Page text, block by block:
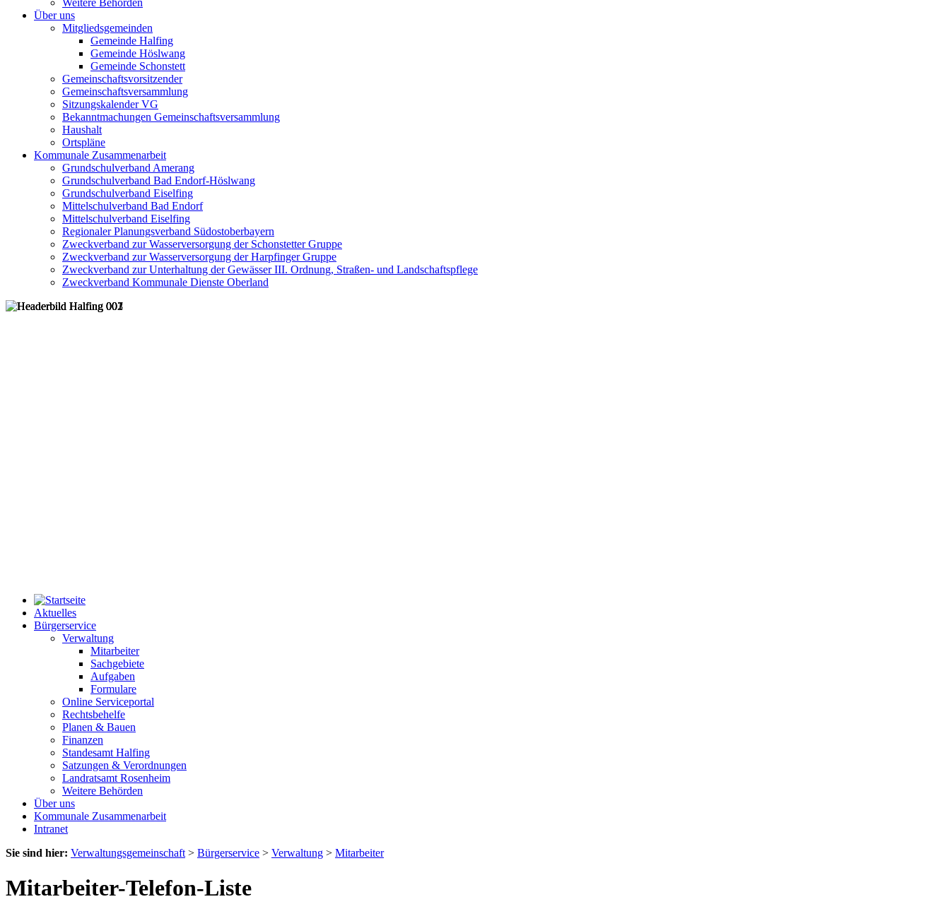
Weitere Behörden
Über uns
Mitgliedsgemeinden
Gemeinde Halfing
Gemeinde Höslwang
Gemeinde Schonstett
Gemeinschaftsvorsitzender
Gemeinschaftsversammlung
Sitzungskalender VG
Bekanntmachungen Gemeinschaftsversammlung
Haushalt
Ortspläne
Kommunale Zusammenarbeit
Grundschulverband Amerang
Grundschulverband Bad Endorf-Höslwang
Grundschulverband Eiselfing
Mittelschulverband Bad Endorf
Mittelschulverband Eiselfing
Regionaler Planungsverband Südostoberbayern
Zweckverband zur Wasserversorgung der Schonstetter Gruppe
Zweckverband zur Wasserversorgung der Harpfinger Gruppe
Zweckverband zur Unterhaltung der Gewässer III. Ordnung, Straßen- und Landschaftspflege
Zweckverband Kommunale Dienste Oberland
Aktuelles
Bürgerservice
Verwaltung
Mitarbeiter
Sachgebiete
Aufgaben
Formulare
Online Serviceportal
Rechtsbehelfe
Planen & Bauen
Finanzen
Standesamt Halfing
Satzungen & Verordnungen
Landratsamt Rosenheim
Weitere Behörden
Über uns
Kommunale Zusammenarbeit
Intranet
Sie sind hier: Verwaltungsgemeinschaft > Bürgerservice > Verwaltung > Mitarbeiter
Mitarbeiter-Telefon-Liste